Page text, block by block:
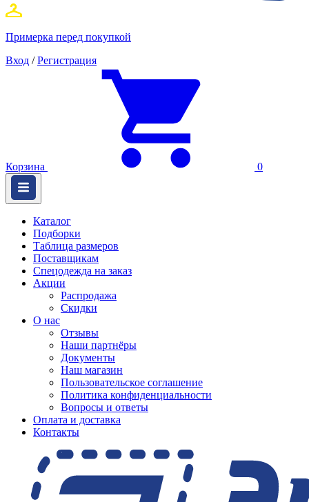
Примерка перед покупкой
Вход / Регистрация
Корзина 0
Каталог
Подборки
Таблица размеров
Поставщикам
Спецодежда на заказ
Акции
Распродажа
Скидки
О нас
Отзывы
Наши партнёры
Документы
Наш магазин
Пользовательское соглашение
Политика конфиденциальности
Вопросы и ответы
Оплата и доставка
Контакты